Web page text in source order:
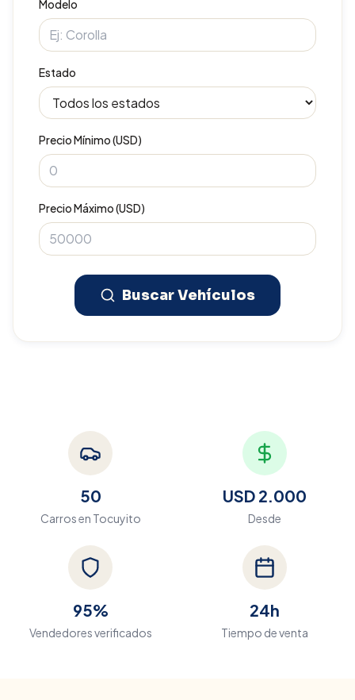
Modelo
Estado
Precio Mínimo (USD)
Precio Máximo (USD)
Buscar Vehículos
50
Carros en Tocuyito
USD 2.000
Desde
95%
Vendedores verificados
24h
Tiempo de venta